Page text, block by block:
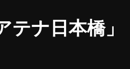
ナ日本橋」